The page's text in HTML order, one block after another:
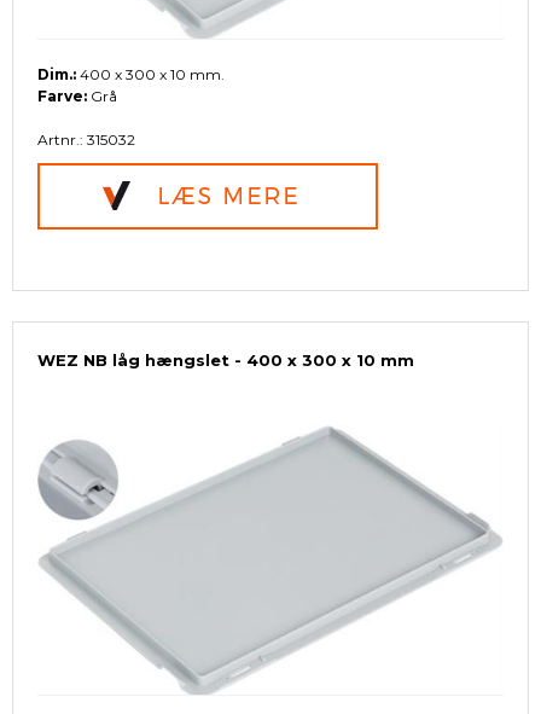
Dim.: 400 x 300 x 10 mm.
Farve: Grå
Artnr.: 315032
WEZ NB låg hængslet - 400 x 300 x 10 mm